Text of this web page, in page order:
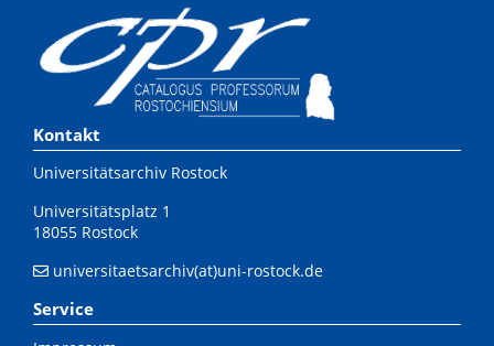
Kontakt
Universitätsarchiv Rostock
Universitätsplatz 1
18055 Rostock
universitaetsarchiv(at)uni-rostock.de
Service